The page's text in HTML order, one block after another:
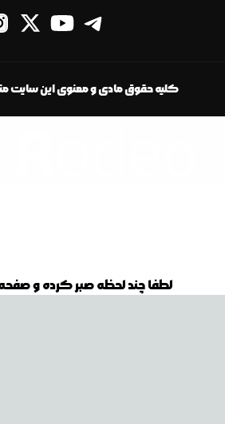
کلیه حقوق مادی و معنوی این سایت
لطفا چند لحظه صبر کرده و